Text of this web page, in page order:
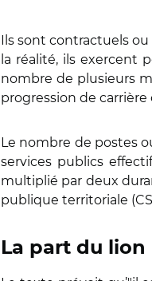
Ils sont contractuels
la réalité, ils exercent
nombre de plusieurs
progression de
Le nombre de postes
services publics
multiplié par deux
publique territoriale
La part du